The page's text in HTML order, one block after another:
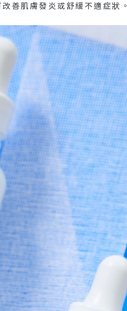
善肌膚發炎或舒緩不適症狀。